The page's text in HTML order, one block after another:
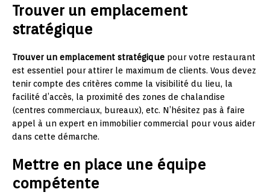
Trouver un emplacement
stratégique
Trouver un emplacement stratégique pour votre restaurant
est essentiel pour attirer le maximum de clients. Vous devez
tenir compte des critères comme la visibilité du lieu, la
facilité d’accès, la proximité des zones de chalandise
(centres commerciaux, bureaux), etc. N’hésitez pas à faire
appel à un expert en immobilier commercial pour vous aider
dans cette démarche.
Mettre en place une équipe
compétente